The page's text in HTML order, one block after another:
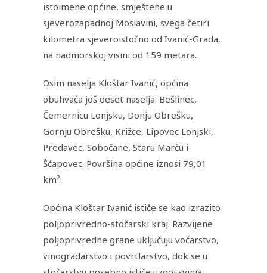
istoimene općine, smještene u
sjeverozapadnoj Moslavini, svega četiri
kilometra sjeveroistočno od Ivanić-Grada,
na nadmorskoj visini od 159 metara.
Osim naselja Kloštar Ivanić, općina
obuhvaća još deset naselja: Bešlinec,
Čemernicu Lonjsku, Donju Obrešku,
Gornju Obrešku, Križce, Lipovec Lonjski,
Predavec, Sobočane, Staru Marču i
Šćapovec. Površina općine iznosi 79,01
km².
Općina Kloštar Ivanić ističe se kao izrazito
poljoprivredno-stočarski kraj. Razvijene
poljoprivredne grane uključuju voćarstvo,
vinogradarstvo i povrtlarstvo, dok se u